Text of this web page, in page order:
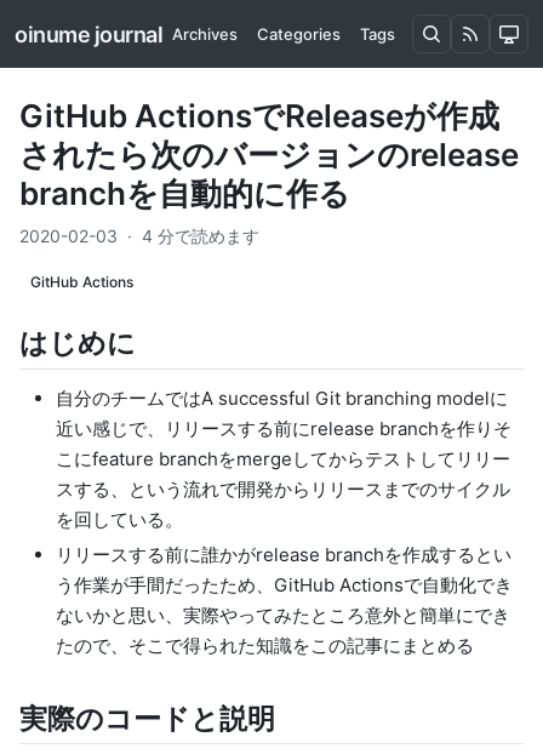
oinume journal Archives Categories Tags
GitHub ActionsでReleaseが作成
されたら次のバージョンのrelease
branchを自動的に作る
2020-02-03 · 4 分で読めます
GitHub Actions
はじめに
自分のチームではA successful Git branching modelに
近い感じで、リリースする前にrelease branchを作りそ
こにfeature branchをmergeしてからテストしてリリー
スする、という流れで開発からリリースまでのサイクル
を回している。
リリースする前に誰かがrelease branchを作成するとい
う作業が手間だったため、GitHub Actionsで自動化でき
ないかと思い、実際やってみたところ意外と簡単にでき
たので、そこで得られた知識をこの記事にまとめる
実際のコードと説明